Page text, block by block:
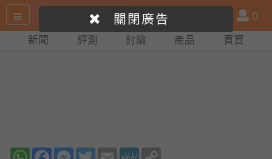
尋
產
品
比
會
員
0
新聞 評測 討論 產品 買賣
WhatsAppFacebookMessenger
TwitterEmail MeWe
關閉廣告